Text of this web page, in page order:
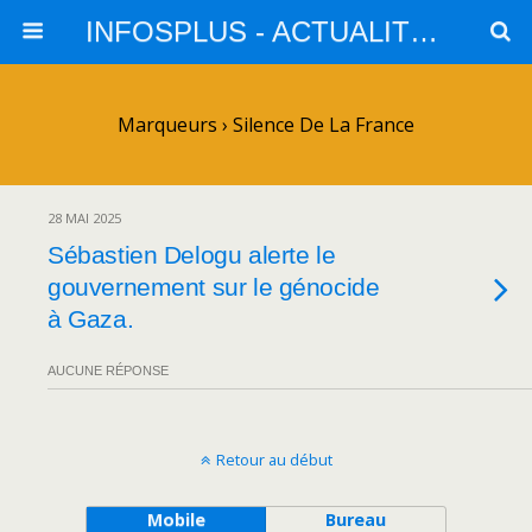
INFOSPLUS - ACTUALITES et INFOS
Marqueurs › Silence De La France
28 MAI 2025
Sébastien Delogu alerte le
gouvernement sur le génocide
à Gaza.
AUCUNE RÉPONSE
Retour au début
Mobile Bureau